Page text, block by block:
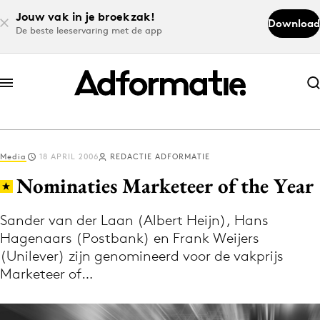
Jouw vak in je broekzak!
De beste leeservaring met de app
Download
Abonneer nu
Abonneer nu
Log in
Download de app
Volg het laatste nieuws via de Adformatie
Nieuws app
Media 18 APRIL 2006 REDACTIE ADFORMATIE
Nominaties Marketeer of the Year
Sander van der Laan (Albert Heijn), Hans
Hagenaars (Postbank) en Frank Weijers
(Unilever) zijn genomineerd voor de vakprijs
Marketeer of…